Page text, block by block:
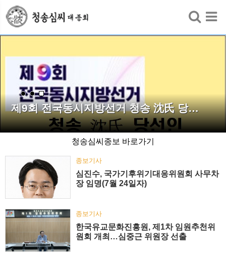
제9회 전국동시지방선거 청송 沈氏 당…
청송심씨종보 바로가기
종보기사
심진수, 국가기후위기대응위원회 사무차
장 임명(7월 24일자)
종보기사
한국유교문화진흥원, 제1차 임원추천위
원회 개최…심중근 위원장 선출